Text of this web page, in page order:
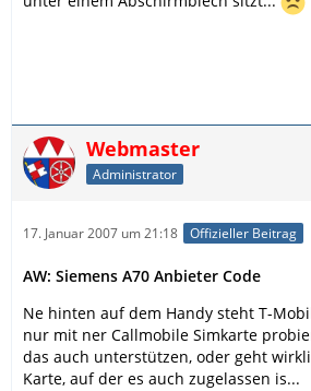
Webmaster
Administrator
17. Januar 2007 um 21:18 Offizieller Beitrag
AW: Siemens A70 Anbieter Code
Ne hinten auf dem Handy steht T-
nur mit ner Callmobile Simkarte
das auch unterstützen, oder geht
Karte, auf der es auch zugelassen is...